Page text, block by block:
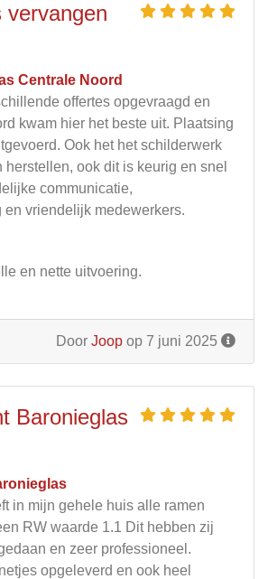
vervangen
Centrale Noord
offertes opgevraagd en
kwam hier het beste uit. Plaatsing
Ook het het schilderwerk
herstellen, ook dit is keurig en snel
communicatie,
vriendelijk medewerkers.
en nette uitvoering.
Door Joop op 7 juni 2025
Baronieglas
in mijn gehele huis alle ramen
RW waarde 1.1 Dit hebben zij
en zeer professioneel.
opgeleverd en ook heel